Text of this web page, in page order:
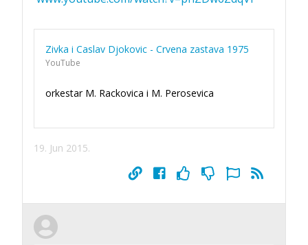
Zivka i Caslav Djokovic - Crvena zastava 1975
YouTube
orkestar M. Rackovica i M. Perosevica
19. Jun 2015.